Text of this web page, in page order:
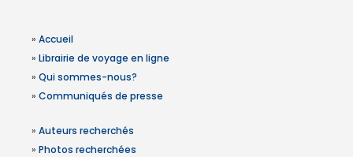
» Accueil
» Librairie de voyage en ligne
» Qui sommes-nous?
» Communiqués de presse
» Auteurs recherchés
» Photos recherchées